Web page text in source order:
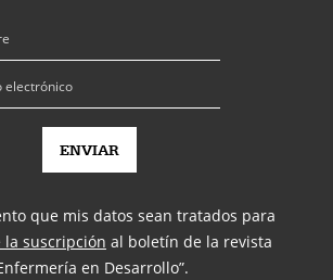
que mis datos sean tratados para
la suscripción al boletín de la revista
en Desarrollo”.